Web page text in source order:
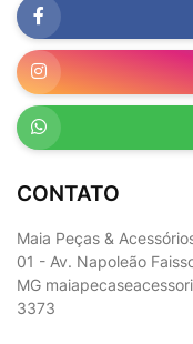
CONTATO
Maia Peças &
01 - Av. Napoleão
MG
3373